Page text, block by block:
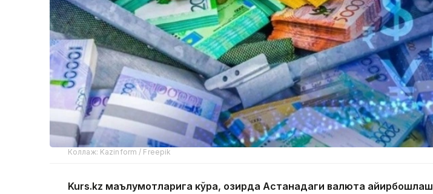
Коллаж: Kazinform / Freepik
Kurs.kz маълумотларига кўра, ҳозирда Астанадаги валюта айирбошлаш